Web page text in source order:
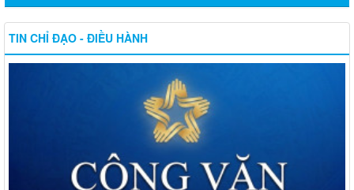
TIN CHỈ ĐẠO - ĐIỀU HÀNH